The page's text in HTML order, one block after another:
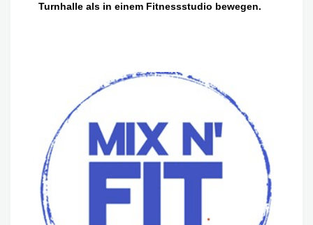
Turnhalle als in einem Fitnessstudio bewegen.